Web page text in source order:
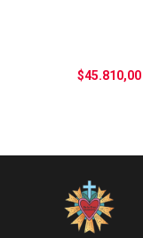
$45.810,00